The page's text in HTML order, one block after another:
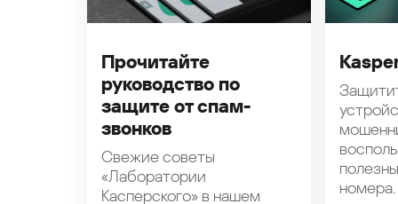
Прочитайте
руководство по
защите от спам-
звонков
Свежие советы
«Лаборатории
Касперского» в нашем
номера.